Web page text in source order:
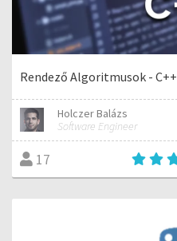
Rendező Algoritmusok - C++
Holczer Balázs
Software Engineer
17